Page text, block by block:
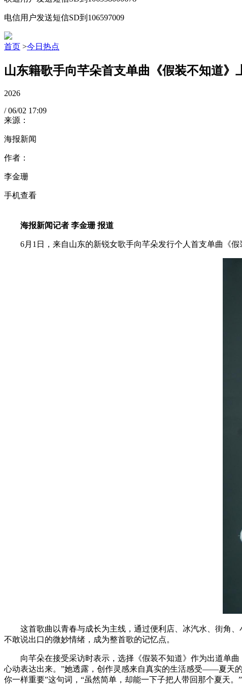
电信用户发送短信SD到106597009
首页 >今日热点
山东籍歌手向芊朵首支单曲《假装不知道》
2026
/ 06/02 17:09
来源：
海报新闻
作者：
李金珊
手机查看
海报新闻记者 李金珊 报道
6月1日，来自山东的新锐女歌手向芊朵发行个人首支单曲《假
这首歌曲以青春与成长为主线，通过便利店、冰汽水、街角、
不敢说出口的微妙情绪，成为整首歌的记忆点。
向芊朵在接受采访时表示，选择《假装不知道》作为出道单曲
心动表达出来。”她透露，创作灵感来自真实的生活感受——夏天
你一样重要”这句词，“虽然简单，却能一下子把人带回那个夏天。”